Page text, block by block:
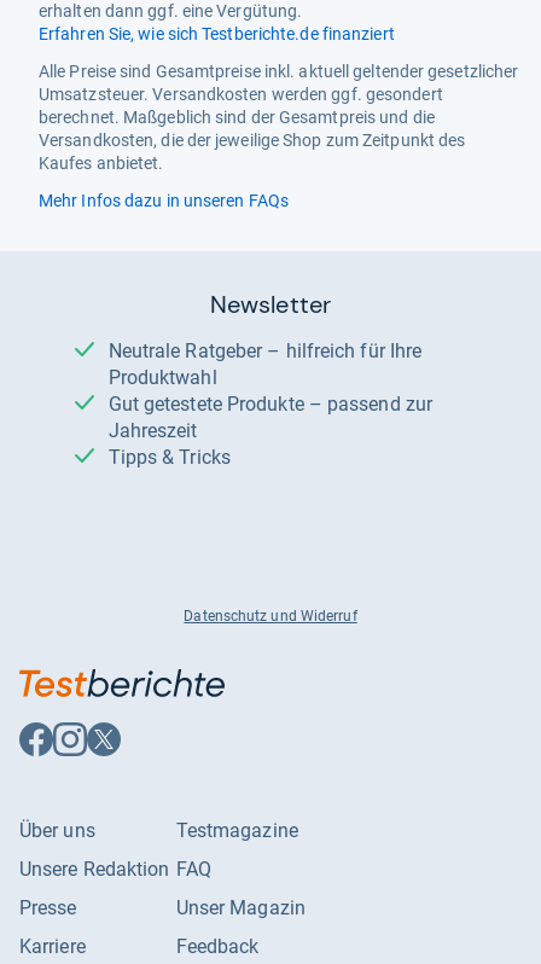
erhalten dann ggf. eine Vergütung.
Erfahren Sie, wie sich Testberichte.de finanziert
Alle Preise sind Gesamtpreise inkl. aktuell geltender gesetzlicher
Umsatzsteuer. Versandkosten werden ggf. gesondert
berechnet. Maßgeblich sind der Gesamtpreis und die
Versandkosten, die der jeweilige Shop zum Zeitpunkt des
Kaufes anbietet.
Mehr Infos dazu in unseren FAQs
Newsletter
Neutrale Ratgeber – hilfreich für Ihre
Produktwahl
Gut getestete Produkte – passend zur
Jahreszeit
Tipps & Tricks
Datenschutz und Widerruf
Auf
Facebook
Auf
Instagram
Auf
X
Über uns
Unsere Redaktion
Presse
Karriere
Testmagazine
FAQ
Unser Magazin
Feedback